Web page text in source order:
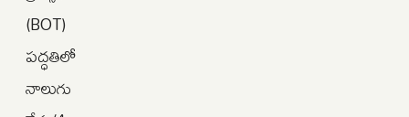
(BOT)
పద్ధతిలో
నాలుగు